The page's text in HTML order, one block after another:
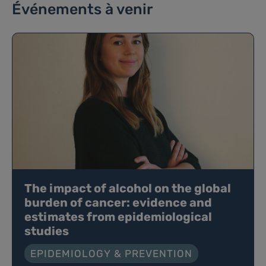
Événements à venir
The impact of alcohol on the global
burden of cancer: evidence and
estimates from epidemiological
studies
EPIDEMIOLOGY & PREVENTION